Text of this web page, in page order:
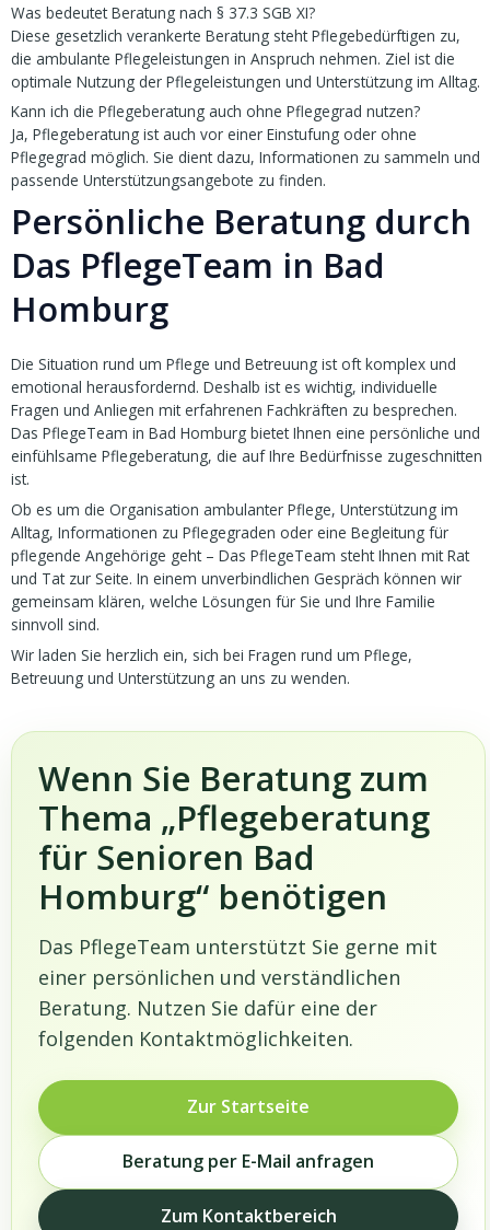
Was bedeutet Beratung nach § 37.3 SGB XI?
Diese gesetzlich verankerte Beratung steht Pflegebedürftigen zu,
die ambulante Pflegeleistungen in Anspruch nehmen. Ziel ist die
optimale Nutzung der Pflegeleistungen und Unterstützung im Alltag.
Kann ich die Pflegeberatung auch ohne Pflegegrad nutzen?
Ja, Pflegeberatung ist auch vor einer Einstufung oder ohne
Pflegegrad möglich. Sie dient dazu, Informationen zu sammeln und
passende Unterstützungsangebote zu finden.
Persönliche Beratung durch
Das PflegeTeam in Bad
Homburg
Die Situation rund um Pflege und Betreuung ist oft komplex und
emotional herausfordernd. Deshalb ist es wichtig, individuelle
Fragen und Anliegen mit erfahrenen Fachkräften zu besprechen.
Das PflegeTeam in Bad Homburg bietet Ihnen eine persönliche und
einfühlsame Pflegeberatung, die auf Ihre Bedürfnisse zugeschnitten
ist.
Ob es um die Organisation ambulanter Pflege, Unterstützung im
Alltag, Informationen zu Pflegegraden oder eine Begleitung für
pflegende Angehörige geht – Das PflegeTeam steht Ihnen mit Rat
und Tat zur Seite. In einem unverbindlichen Gespräch können wir
gemeinsam klären, welche Lösungen für Sie und Ihre Familie
sinnvoll sind.
Wir laden Sie herzlich ein, sich bei Fragen rund um Pflege,
Betreuung und Unterstützung an uns zu wenden.
Wenn Sie Beratung zum
Thema „Pflegeberatung
für Senioren Bad
Homburg“ benötigen
Das PflegeTeam unterstützt Sie gerne mit
einer persönlichen und verständlichen
Beratung. Nutzen Sie dafür eine der
folgenden Kontaktmöglichkeiten.
Zur Startseite
Beratung per E-Mail anfragen
Zum Kontaktbereich